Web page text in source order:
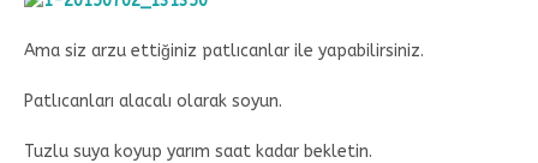
Ama siz arzu ettiğiniz patlıcanlar ile yapabilirsiniz.
Patlıcanları alacalı olarak soyun.
Tuzlu suya koyup yarım saat kadar bekletin.